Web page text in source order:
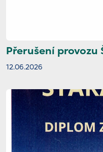
Přerušení provozu
12.06.2026